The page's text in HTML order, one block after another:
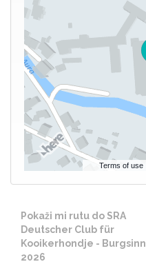
Terms of use
Pokaži mi rutu do SRA
Deutscher Club für
Kooikerhondje - Burgsinn
2026